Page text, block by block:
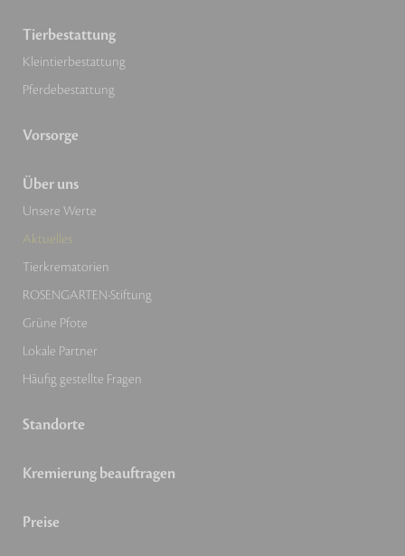
Tierbestattung
Kleintierbestattung
Pferdebestattung
Vorsorge
Über uns
Unsere Werte
Aktuelles
Tierkrematorien
ROSENGARTEN-Stiftung
Grüne Pfote
Lokale Partner
Häufig gestellte Fragen
Standorte
Kremierung beauftragen
Preise